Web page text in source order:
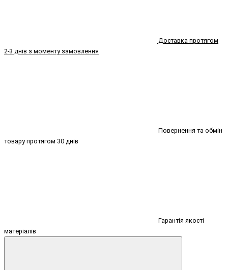
Доставка протягом
2-3 днів з моменту замовлення
Повернення та обмін
товару протягом 30 днів
Гарантія якості
матеріалів